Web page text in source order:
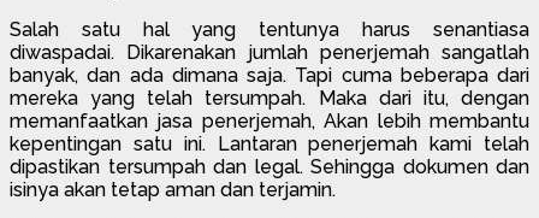
Salah satu hal yang tentunya harus senantiasa
diwaspadai. Dikarenakan jumlah penerjemah sangatlah
banyak, dan ada dimana saja. Tapi cuma beberapa dari
mereka yang telah tersumpah. Maka dari itu, dengan
memanfaatkan jasa penerjemah, Akan lebih membantu
kepentingan satu ini. Lantaran penerjemah kami telah
dipastikan tersumpah dan legal. Sehingga dokumen dan
isinya akan tetap aman dan terjamin.